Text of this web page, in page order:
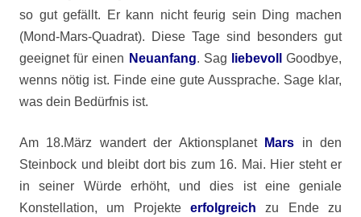
so gut gefällt. Er kann nicht feurig sein Ding machen
(Mond-Mars-Quadrat). Diese Tage sind besonders gut
geeignet für einen Neuanfang. Sag liebevoll
Goodbye,
wenns nötig ist. Finde eine gute Aussprache. Sage klar,
was dein Bedürfnis ist.
Am 18.März wandert der Aktionsplanet Mars in den
Steinbock und bleibt dort bis zum 16. Mai. Hier steht er
in seiner Würde erhöht, und dies ist eine geniale
Konstellation, um Projekte erfolgreich zu Ende zu